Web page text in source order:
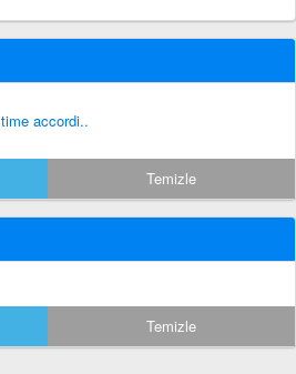
accordi..
Temizle
Temizle